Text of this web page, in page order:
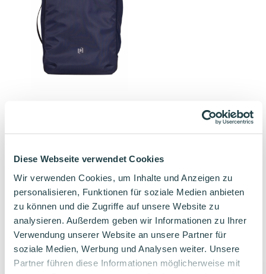
Diese Webseite verwendet Cookies
Wir verwenden Cookies, um Inhalte und Anzeigen zu
personalisieren, Funktionen für soziale Medien anbieten
zu können und die Zugriffe auf unsere Website zu
analysieren. Außerdem geben wir Informationen zu Ihrer
Verwendung unserer Website an unsere Partner für
soziale Medien, Werbung und Analysen weiter. Unsere
Partner führen diese Informationen möglicherweise mit
71,07 €
Verwandte Produkte